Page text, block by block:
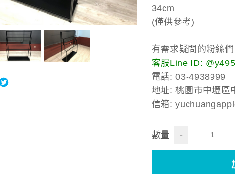
34cm
(僅供參考)
有需求疑問的粉絲
客服Line ID:
電話: 03-4938999
地址: 桃園市中壢區
信箱:
數量 -